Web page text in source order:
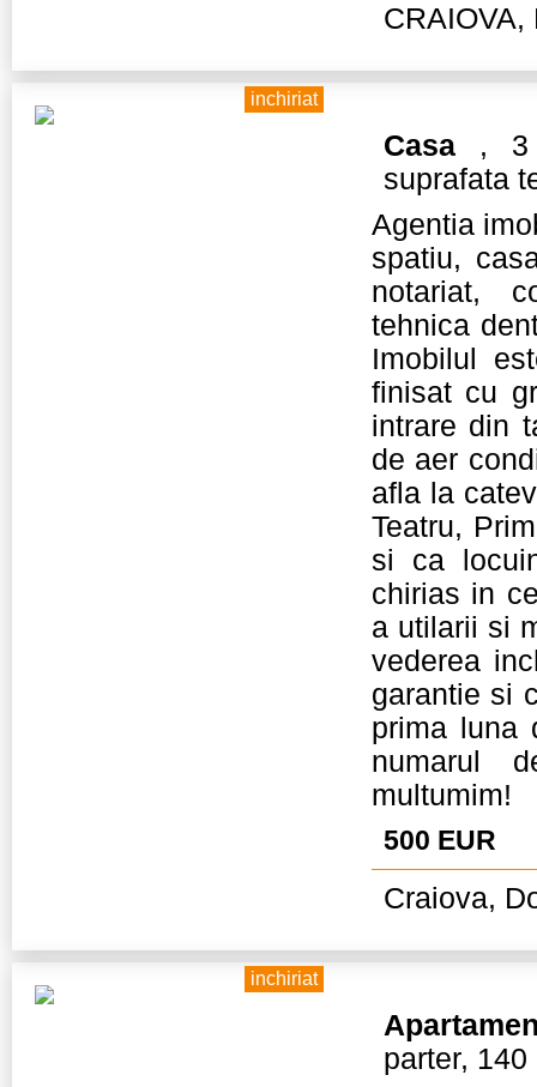
CRAIOVA,
inchiriat
Casa, 3
suprafata
Agentia
spatiu,
notariat,
tehnica
Imobilul
finisat cu
intrare din
de aer
afla la
Teatru,
si ca
chirias in
a utilarii si
vederea
garantie si
prima luna
numarul
multumim!
500 EUR
Craiova,
inchiriat
parter, 140